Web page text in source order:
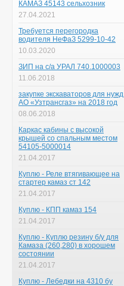
КАМАЗ 45143 сельхозник
27.04.2021
Требуется перегородка
водителя НеФаЗ 5299-10-42
10.03.2020
ЗИП на с/а УРАЛ 740.1000003
11.06.2018
закупке экскаваторов для нужд
АО «Узтрансгаз» на 2018 год
08.06.2018
Каркас кабины с высокой
крышей со спальным местом
54105-5000014
21.04.2017
Куплю - Реле втягивающее на
стартер камаз ст 142
21.04.2017
Куплю - КПП камаз 154
21.04.2017
Куплю - Куплю резину б/у для
Камаза (260,280) в хорошем
состоянии
21.04.2017
Куплю - Лебедки на 4310 бу